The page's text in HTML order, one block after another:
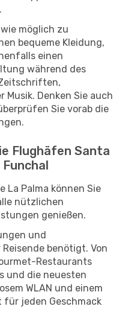
möglich zu
bequeme Kleidung,
einen
während des
Musik. Denken Sie auch
Sie vorab die
Flughäfen Santa
La Palma können Sie
nützlichen
genießen.
und
benötigt. Von
Restaurants
und die neuesten
WLAN und einem
für jeden Geschmack